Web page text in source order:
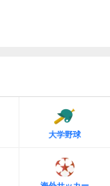
大学野球